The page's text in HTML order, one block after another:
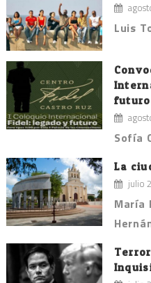
Luis
futuro
Sofía
La
julio
María